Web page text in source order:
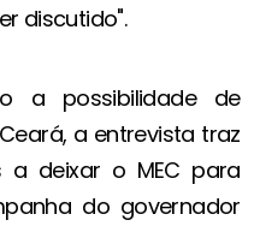
discutido".
a possibilidade de
a entrevista traz
a deixar o MEC para
do governador